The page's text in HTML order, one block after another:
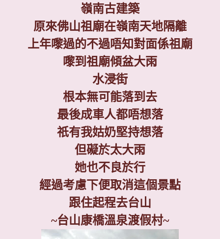
嶺南古建築
原來佛山祖廟在嶺南天地隔離
上年嚟過的不過唔知對面係祖廟
嚟到祖廟傾盆大雨
水浸街
根本無可能落到去
最後成車人都唔想落
祇有我姑奶堅持想落
但礙於太大雨
她也不良於行
經過考慮下便取消這個景點
跟住起程去台山
~台山康橋溫泉渡假村~